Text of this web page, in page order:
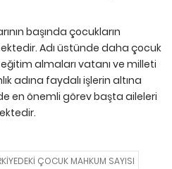
başında çocukların
Adı üstünde daha çocuk
almaları vatanı ve milleti
adına faydalı işlerin altına
en önemli görev başta aileleri
ÇOCUK MAHKUM SAYISI